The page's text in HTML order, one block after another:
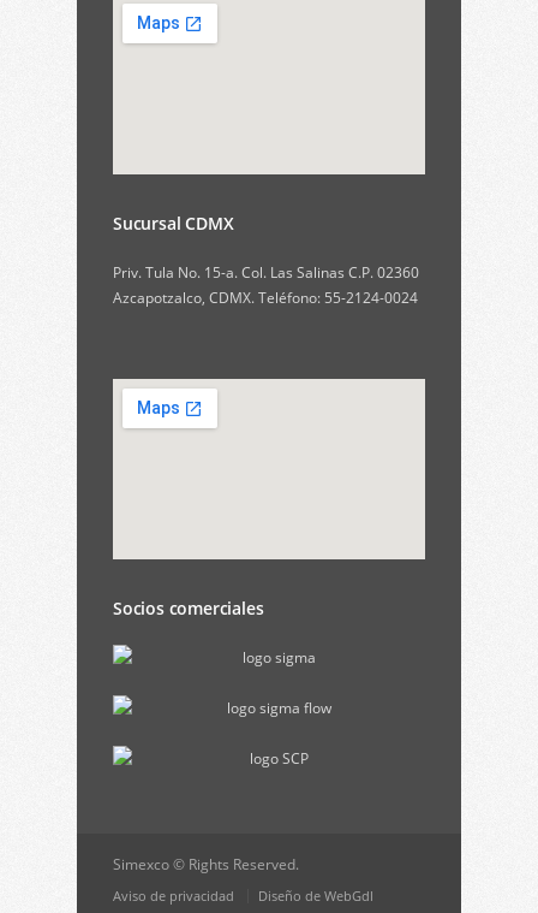
Sucursal CDMX
Priv. Tula No. 15-a. Col. Las Salinas C.P. 02360
Azcapotzalco, CDMX. Teléfono: 55-2124-0024
Socios comerciales
Simexco © Rights Reserved.
Aviso de privacidad Diseño de WebGdl